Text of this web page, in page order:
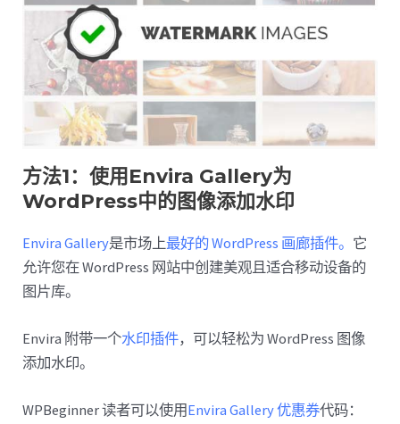
方法1：使用Envira Gallery为
WordPress中的图像添加水印
Envira Gallery是市场上最好的 WordPress 画廊插件。 它
允许您在 WordPress 网站中创建美观且适合移动设备的
图片库。
Envira 附带一个水印插件，可以轻松为 WordPress 图像
添加水印。
WPBeginner 读者可以使用Envira Gallery 优惠券代码：